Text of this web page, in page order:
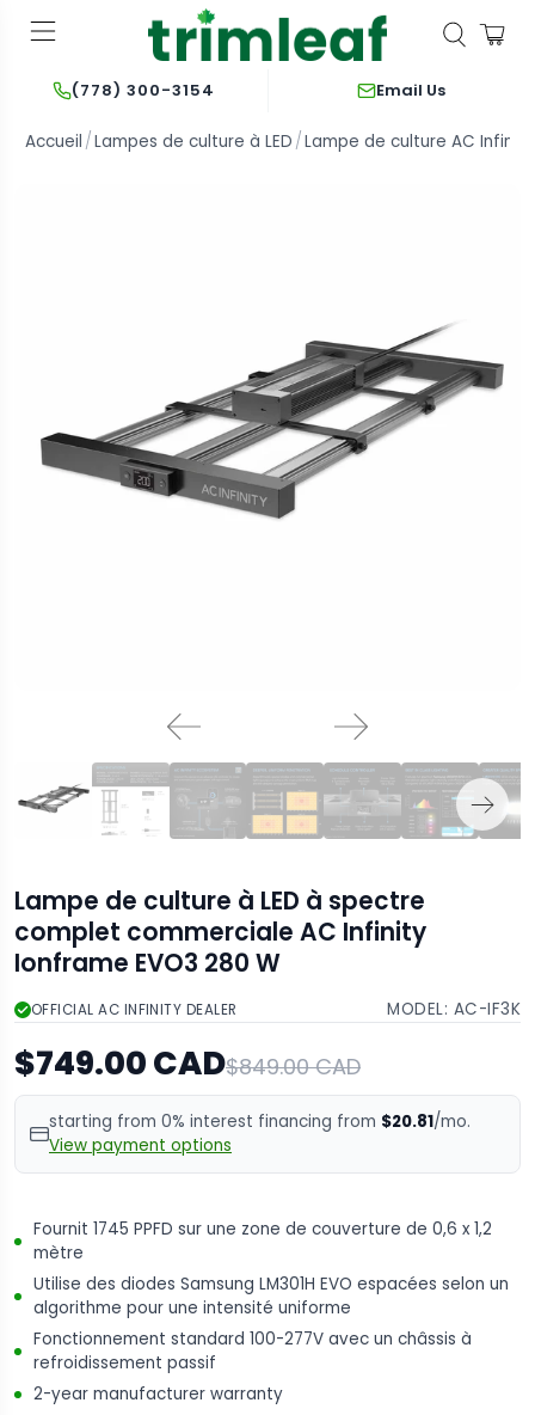
(778) 300-3154 Email Us
Accueil Lampes de culture à LED Lampe de culture AC Infinity
Lampe de culture à LED à spectre
complet commerciale AC Infinity
Ionframe EVO3 280 W
OFFICIAL AC INFINITY DEALER MODEL: AC-IF3K
$749.00 CAD$849.00 CAD
starting from 0% interest financing from $20.81/mo.
View payment options
Fournit 1745 PPFD sur une zone de couverture de 0,6 x 1,2
mètre
Utilise des diodes Samsung LM301H EVO espacées selon un
algorithme pour une intensité uniforme
Fonctionnement standard 100-277V avec un châssis à
refroidissement passif
2-year manufacturer warranty